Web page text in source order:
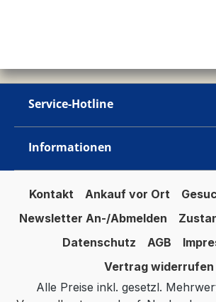
Service-Hotline
Informationen
Kontakt Ankauf vor Ort
Newsletter An-/Abmelden
Datenschutz
AGB
Vertrag widerrufen
Alle Preise inkl. gesetzl.